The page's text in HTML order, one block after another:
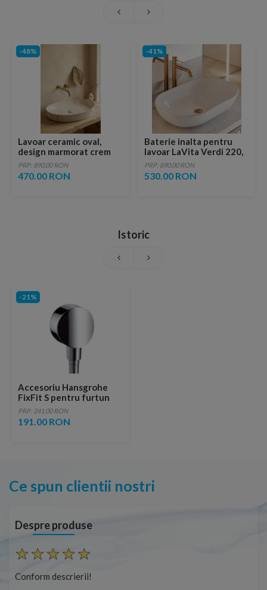
-48%
Lavoar ceramic oval,
design marmorat crem
lucios cu vene aurii,
ventil inclus
PRP: 890.00 RON
470.00 RON
-41%
Baterie inalta pentru
lavoar LaVita Verdi 220,
fara ventil, brushed
copper
PRP: 890.00 RON
530.00 RON
Istoric
-21%
Accesoriu Hansgrohe
FixFit S pentru furtun
dus
PRP: 241.00 RON
191.00 RON
Ce spun clientii nostri
Despre produse
Conform descrierii!